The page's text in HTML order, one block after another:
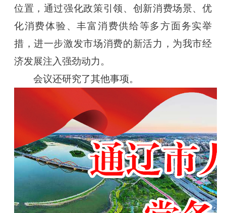
位置，通过强化政策引领、创新消费场景、优
化消费体验、丰富消费供给等多方面务实举
措，进一步激发市场消费的新活力，为我市经
济发展注入强劲动力。
会议还研究了其他事项。